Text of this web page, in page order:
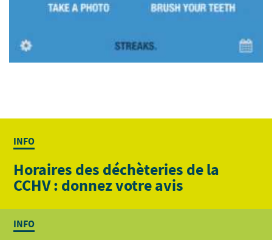
INFO
Horaires des déchèteries de la
CCHV : donnez votre avis
INFO